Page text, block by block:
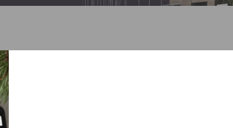
We hebben de